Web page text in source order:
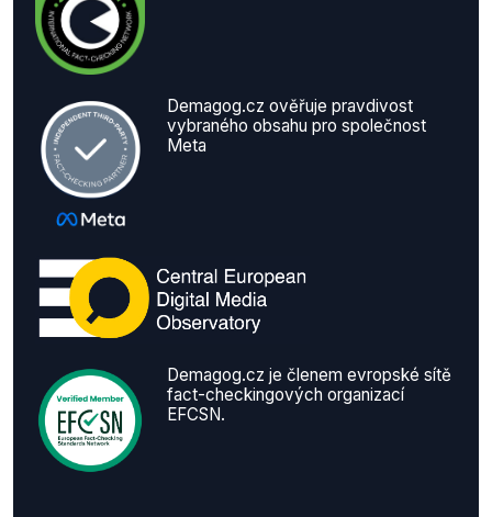
Demagog.cz ověřuje pravdivost
vybraného obsahu pro společnost
Meta
Demagog.cz je členem evropské sítě
fact-checkingových organizací
EFCSN.